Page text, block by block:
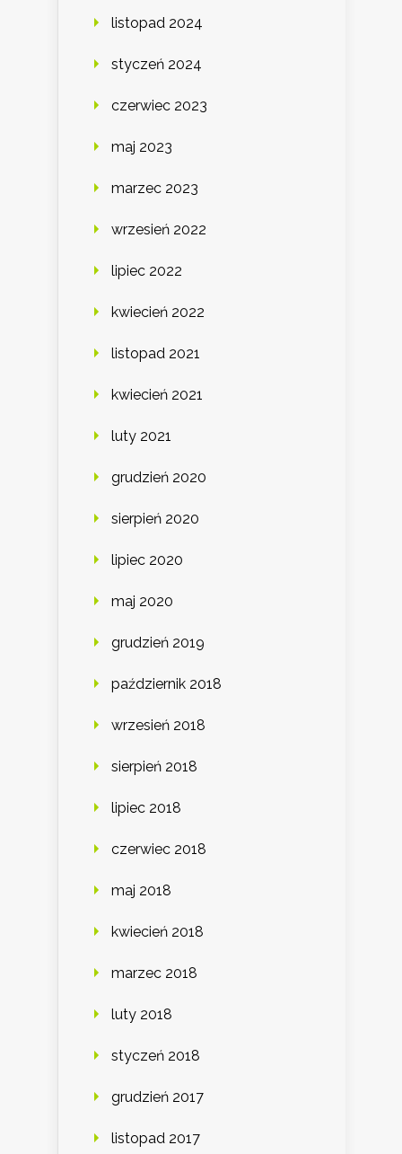
listopad 2024
styczeń 2024
czerwiec 2023
maj 2023
marzec 2023
wrzesień 2022
lipiec 2022
kwiecień 2022
listopad 2021
kwiecień 2021
luty 2021
grudzień 2020
sierpień 2020
lipiec 2020
maj 2020
grudzień 2019
październik 2018
wrzesień 2018
sierpień 2018
lipiec 2018
czerwiec 2018
maj 2018
kwiecień 2018
marzec 2018
luty 2018
styczeń 2018
grudzień 2017
listopad 2017